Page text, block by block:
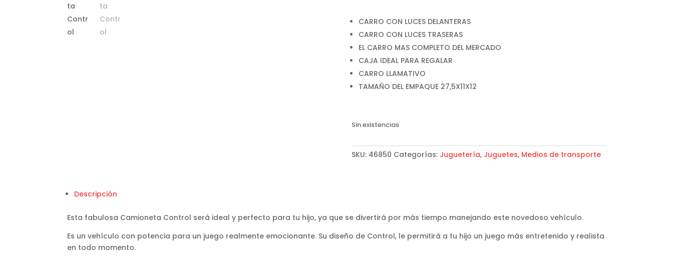
CARRO CON LUCES DELANTERAS
CARRO CON LUCES TRASERAS
EL CARRO MAS COMPLETO DEL MERCADO
CAJA IDEAL PARA REGALAR
CARRO LLAMATIVO
TAMAÑO DEL EMPAQUE 27,5X11X12
Sin existencias
SKU: 46850 Categorías: Juguetería, Juguetes, Medios de transporte
Descripción
Esta fabulosa Camioneta Control será ideal y perfecto para tu hijo, ya que se divertirá por más tiempo manejando este novedoso vehículo.
Es un vehículo con potencia para un juego realmente emocionante. Su diseño de Control, le permitirá a tu hijo un juego más entretenido y realista
en todo momento.